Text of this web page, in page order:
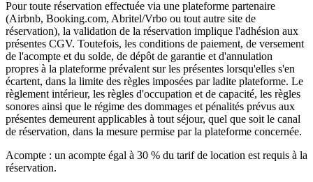
Pour toute réservation effectuée via une plateforme partenaire
(Airbnb, Booking.com, Abritel/Vrbo ou tout autre site de
réservation), la validation de la réservation implique l'adhésion aux
présentes CGV. Toutefois, les conditions de paiement, de versement
de l'acompte et du solde, de dépôt de garantie et d'annulation
propres à la plateforme prévalent sur les présentes lorsqu'elles s'en
écartent, dans la limite des règles imposées par ladite plateforme. Le
règlement intérieur, les règles d'occupation et de capacité, les règles
sonores ainsi que le régime des dommages et pénalités prévus aux
présentes demeurent applicables à tout séjour, quel que soit le canal
de réservation, dans la mesure permise par la plateforme concernée.
Acompte : un acompte égal à 30 % du tarif de location est requis à la
réservation.